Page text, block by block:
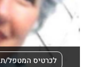
לכרטיס המטפל/ת